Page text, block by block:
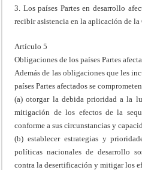
3. Los países Partes en desarrollo
recibir asistencia en la aplicación de la
Artículo 5
Obligaciones de los países Partes
Además de las obligaciones que les
países Partes afectados se
(a) otorgar la debida prioridad a la
mitigación de los efectos de la
conforme a sus circunstancias y
(b) establecer estrategias y
políticas nacionales de desarrollo
contra la desertificación y mitigar los